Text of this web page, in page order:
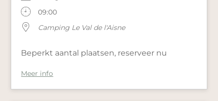
09:00
Camping Le Val de l'Aisne
Beperkt aantal plaatsen, reserveer nu
Meer info